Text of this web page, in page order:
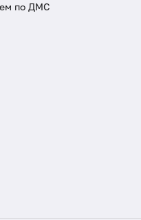
по ДМС